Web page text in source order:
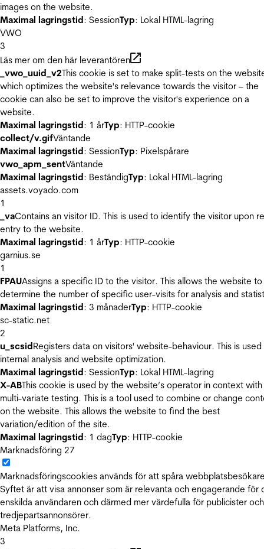
images on the website.
Maximal lagringstid: SessionTyp: Lokal HTML-lagring
VWO
3
Läs mer om den här leverantören
_vwo_uuid_v2This cookie is set to make split-tests on the
which optimizes the website's relevance towards the visitor – the
cookie can also be set to improve the visitor's experience on a
website.
Maximal lagringstid: 1 årTyp: HTTP-cookie
collect/v.gifVäntande
Maximal lagringstid: SessionTyp: Pixelspårare
vwo_apm_sentVäntande
Maximal lagringstid: BeständigTyp: Lokal HTML-lagring
assets.voyado.com
1
_vaContains an visitor ID. This is used to identify the visitor upon
entry to the website.
Maximal lagringstid: 1 årTyp: HTTP-cookie
garnius.se
1
FPAUAssigns a specific ID to the visitor. This allows the website to
determine the number of specific user-visits for analysis and
Maximal lagringstid: 3 månaderTyp: HTTP-cookie
sc-static.net
2
u_scsidRegisters data on visitors' website-behaviour. This is
internal analysis and website optimization.
Maximal lagringstid: SessionTyp: Lokal HTML-lagring
X-ABThis cookie is used by the website’s operator in context with
multi-variate testing. This is a tool used to combine or change
on the website. This allows the website to find the best
variation/edition of the site.
Maximal lagringstid: 1 dagTyp: HTTP-cookie
Marknadsföring 27
Marknadsföringscookies används för att spåra
Syftet är att visa annonser som är relevanta och engagerande för
enskilda användaren och därmed mer värdefulla för publicister och
tredjepartsannonsörer.
Meta Platforms, Inc.
3